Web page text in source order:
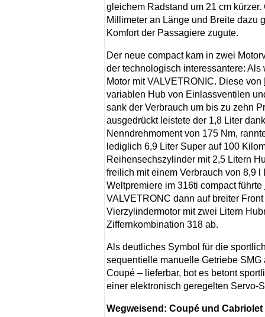
gleichem Radstand um 21 cm
Millimeter an Länge und Breite dazu
Komfort der Passagiere zugute.
Der neue compact kam in zwei
der technologisch interessantere:
Motor mit VALVETRONIC. Diese von
variablen Hub von Einlassventilen
sank der Verbrauch um bis zu zehn
ausgedrückt leistete der 1,8 Liter
Nenndrehmoment von 175 Nm,
lediglich 6,9 Liter Super auf 100
Reihensechszylinder mit 2,5 Litern
freilich mit einem Verbrauch von 8,9
Weltpremiere im 316ti compact führte
VALVETRONC dann auf breiter
Vierzylindermotor mit zwei Litern
Ziffernkombination 318 ab.
Als deutliches Symbol für die
sequentielle manuelle Getriebe
Coupé – lieferbar, bot es betont
einer elektronisch geregelten Servo-
Wegweisend: Coupé und